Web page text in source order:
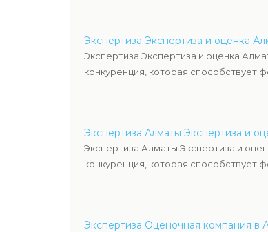
Экспертиза Экспертиза и оценка
Экспертиза Экспертиза и оценка
конкуренция, которая способствует
Экспертиза Алматы Экспертиза и
Экспертиза Алматы Экспертиза и
конкуренция, которая способствует
Экспертиза Оценочная компания в